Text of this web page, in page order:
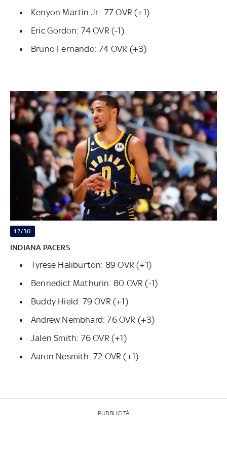
Kenyon Martin Jr.: 77 OVR (+1)
Eric Gordon: 74 OVR (-1)
Bruno Fernando: 74 OVR (+3)
12/30
INDIANA PACERS
Tyrese Haliburton: 89 OVR (+1)
Bennedict Mathurin: 80 OVR (-1)
Buddy Hield: 79 OVR (+1)
Andrew Nembhard: 76 OVR (+3)
Jalen Smith: 76 OVR (+1)
Aaron Nesmith: 72 OVR (+1)
PUBBLICITÀ